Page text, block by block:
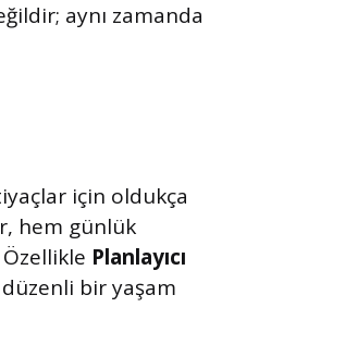
aynı zamanda
için oldukça
hem günlük
Planlayıcı
bir yaşam